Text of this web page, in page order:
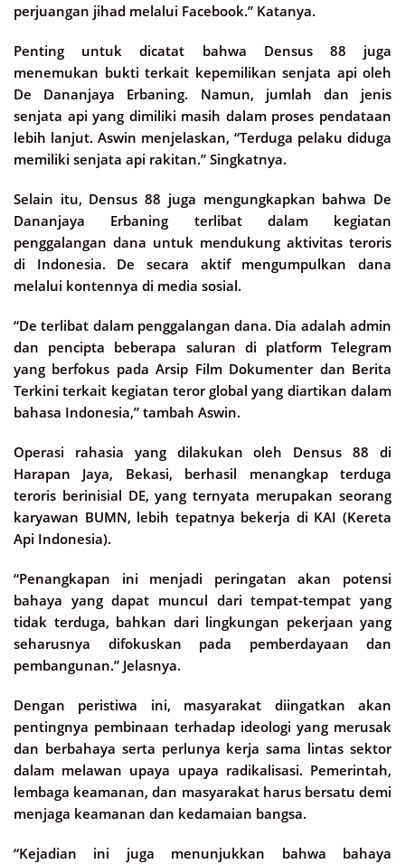
perjuangan jihad melalui Facebook.” Katanya.
Penting untuk dicatat bahwa Densus 88 juga
menemukan bukti terkait kepemilikan senjata api oleh
De Dananjaya Erbaning. Namun, jumlah dan jenis
senjata api yang dimiliki masih dalam proses pendataan
lebih lanjut. Aswin menjelaskan, “Terduga pelaku diduga
memiliki senjata api rakitan.” Singkatnya.
Selain itu, Densus 88 juga mengungkapkan bahwa De
Dananjaya Erbaning terlibat dalam kegiatan
penggalangan dana untuk mendukung aktivitas teroris
di Indonesia. De secara aktif mengumpulkan dana
melalui kontennya di media sosial.
“De terlibat dalam penggalangan dana. Dia adalah admin
dan pencipta beberapa saluran di platform Telegram
yang berfokus pada Arsip Film Dokumenter dan Berita
Terkini terkait kegiatan teror global yang diartikan dalam
bahasa Indonesia,” tambah Aswin.
Operasi rahasia yang dilakukan oleh Densus 88 di
Harapan Jaya, Bekasi, berhasil menangkap terduga
teroris berinisial DE, yang ternyata merupakan seorang
karyawan BUMN, lebih tepatnya bekerja di KAI (Kereta
Api Indonesia).
“Penangkapan ini menjadi peringatan akan potensi
bahaya yang dapat muncul dari tempat-tempat yang
tidak terduga, bahkan dari lingkungan pekerjaan yang
seharusnya difokuskan pada pemberdayaan dan
pembangunan.” Jelasnya.
Dengan peristiwa ini, masyarakat diingatkan akan
pentingnya pembinaan terhadap ideologi yang merusak
dan berbahaya serta perlunya kerja sama lintas sektor
dalam melawan upaya upaya radikalisasi. Pemerintah,
lembaga keamanan, dan masyarakat harus bersatu demi
menjaga keamanan dan kedamaian bangsa.
“Kejadian ini juga menunjukkan bahwa bahaya